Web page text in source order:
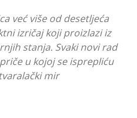
već više od desetljeća
izričaj koji proizlazi iz
stanja. Svaki novi rad
u kojoj se isprepliću
mir